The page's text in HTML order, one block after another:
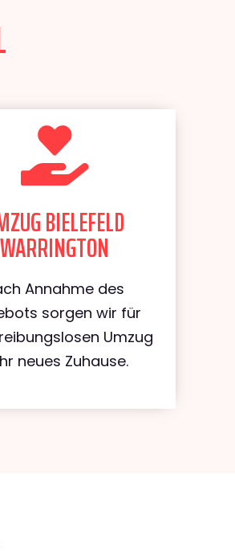
BIELEFELD
WARRINGTON
Annahme des
sorgen wir für
Umzug
neues Zuhause.